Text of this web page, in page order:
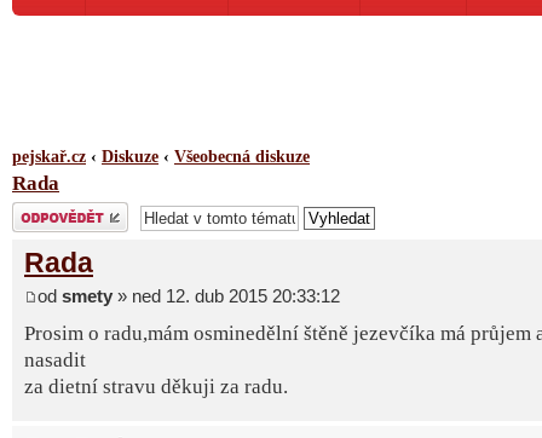
pejskař.cz ‹ Diskuze ‹ Všeobecná diskuze
Rada
Odeslat odpověď
Rada
od smety » ned 12. dub 2015 20:33:12
Prosim o radu,mám osminedělní štěně jezevčíka má průjem
nasadit
za dietní stravu děkuji za radu.